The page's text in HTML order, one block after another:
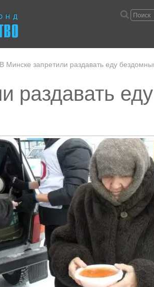
В Минске запретили раздавать еду
раздавать